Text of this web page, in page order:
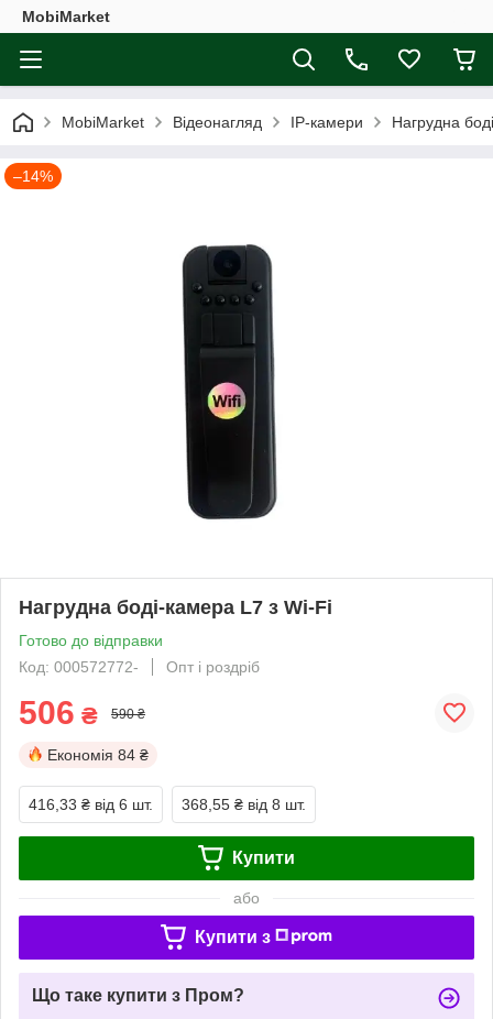
MobiMarket
MobiMarket Відеонагляд IP-камери Нагрудна
–14%
Нагрудна боді-камера L7 з Wi-Fi
Готово до відправки
Код: 000572772-
Опт і роздріб
506 ₴ 590 ₴
Економія 84 ₴
416,33 ₴ від 6 шт. 368,55 ₴ від 8 шт.
Купити
або
Купити з
Що таке купити з Пром?